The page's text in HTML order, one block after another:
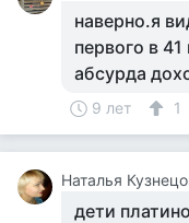
наверно.я
первого в
абсурда
9 лет 1
Наталья
дети